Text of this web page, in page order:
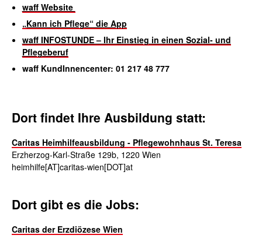
waff Website
„Kann ich Pflege“ die App
waff INFOSTUNDE – Ihr Einstieg in einen Sozial- und
Pflegeberuf
waff KundInnen­center: 01 217 48 777
Dort findet Ihre Ausbildung statt:
Caritas Heimhilfeausbildung - Pflegewohnhaus St. Teresa
Erzherzog-Karl-Straße 129b, 1220 Wien
heimhilfe[AT]caritas-wien[DOT]at
Dort gibt es die Jobs:
Caritas der Erzdiözese Wien